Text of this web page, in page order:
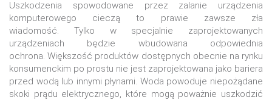
Uszkodzenia spowodowane przez zalanie urządzenia
komputerowego cieczą to prawie zawsze zła
wiadomość. Tylko w specjalnie zaprojektowanych
urządzeniach będzie wbudowana odpowiednia
ochrona. Większość produktów dostępnych obecnie na rynku
konsumenckim po prostu nie jest zaprojektowana jako bariera
przed wodą lub innymi płynami. Woda powoduje niepożądane
skoki prądu elektrycznego, które mogą poważnie uszkodzić